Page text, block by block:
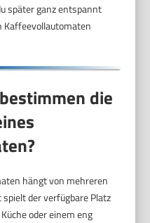
später ganz entspannt
Kaffeevollautomaten
die
hängt von mehreren
der verfügbare Platz
oder einem eng